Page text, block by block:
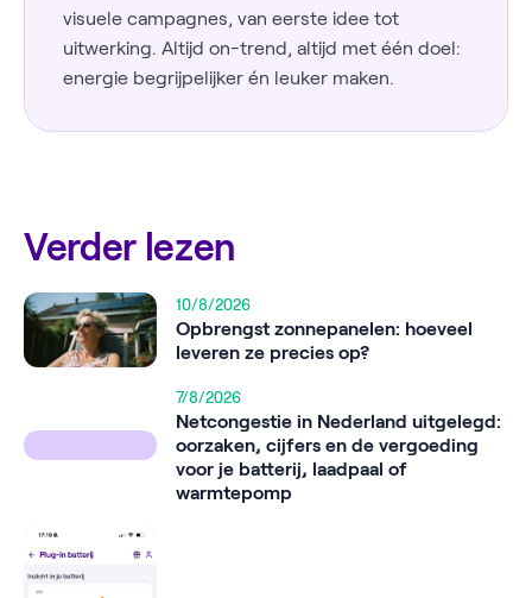
visuele campagnes, van eerste idee tot
uitwerking. Altijd on-trend, altijd met één doel:
energie begrijpelijker én leuker maken.
Verder lezen
10/8/2026
Opbrengst zonnepanelen: hoeveel
leveren ze precies op?
7/8/2026
Netcongestie in Nederland uitgelegd:
oorzaken, cijfers en de vergoeding
voor je batterij, laadpaal of
warmtepomp